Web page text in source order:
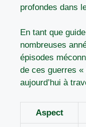
profondes dans
En tant que
nombreuses
épisodes
de ces guerres
aujourd’hui à
Aspect